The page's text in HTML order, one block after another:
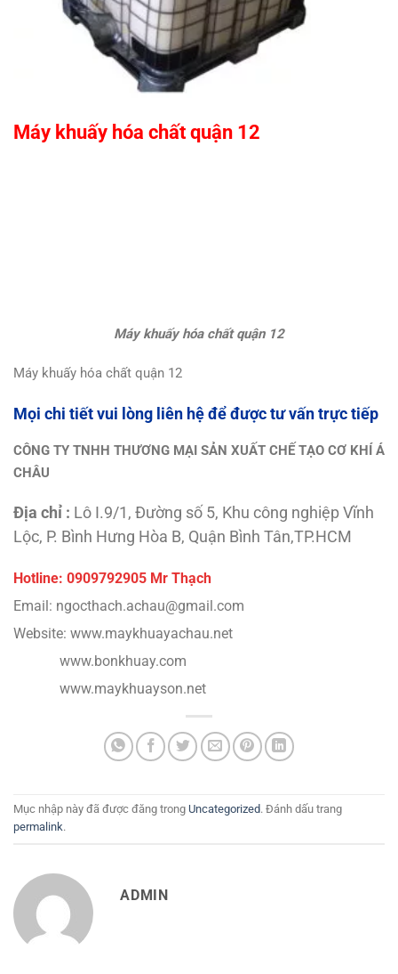
Máy khuấy hóa chất quận 12
Máy khuấy hóa chất quận 12
Máy khuấy hóa chất quận 12
Mọi chi tiết vui lòng liên hệ để được tư vấn trực tiếp
CÔNG TY TNHH THƯƠNG MẠI SẢN XUẤT CHẾ TẠO CƠ KHÍ Á
CHÂU
Địa chỉ : Lô I.9/1, Đường số 5, Khu công nghiệp Vĩnh
Lộc, P. Bình Hưng Hòa B, Quận Bình Tân,TP.HCM
Hotline: 0909792905 Mr Thạch
Email: ngocthach.achau@gmail.com
Website: www.maykhuayachau.net
www.bonkhuay.com
www.maykhuayson.net
Mục nhập này đã được đăng trong Uncategorized. Đánh dấu trang
permalink.
ADMIN